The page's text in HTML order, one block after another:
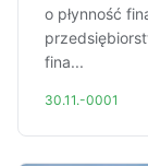
o płynność
fina...
30.11.-0001